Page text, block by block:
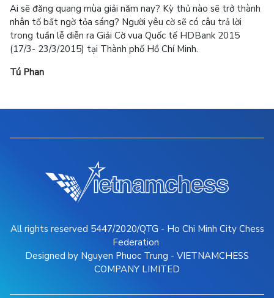
Ai sẽ đăng quang mùa giải năm nay? Kỳ thủ nào sẽ trở thành
nhân tố bất ngờ tỏa sáng? Người yêu cờ sẽ có câu trả lời
trong tuần lễ diễn ra Giải Cờ vua Quốc tế HDBank 2015
(17/3- 23/3/2015) tại Thành phố Hồ Chí Minh.
Tú Phan
All rights reserved 5447/2020/QTG - Ho Chi Minh City Chess
Federation
Designed by Nguyen Phuoc Trung - VIETNAMCHESS
COMPANY LIMITED